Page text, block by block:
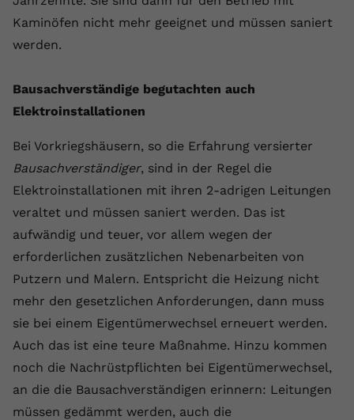
Kaminöfen nicht mehr geeignet und müssen saniert
werden.
Bausachverständige begutachten auch
Elektroinstallationen
Bei Vorkriegshäusern, so die Erfahrung versierter
Bausachverständiger, sind in der Regel die
Elektroinstallationen mit ihren 2-adrigen Leitungen
veraltet und müssen saniert werden. Das ist
aufwändig und teuer, vor allem wegen der
erforderlichen zusätzlichen Nebenarbeiten von
Putzern und Malern. Entspricht die Heizung nicht
mehr den gesetzlichen Anforderungen, dann muss
sie bei einem Eigentümerwechsel erneuert werden.
Auch das ist eine teure Maßnahme. Hinzu kommen
noch die Nachrüstpflichten bei Eigentümerwechsel,
an die die Bausachverständigen erinnern: Leitungen
müssen gedämmt werden, auch die